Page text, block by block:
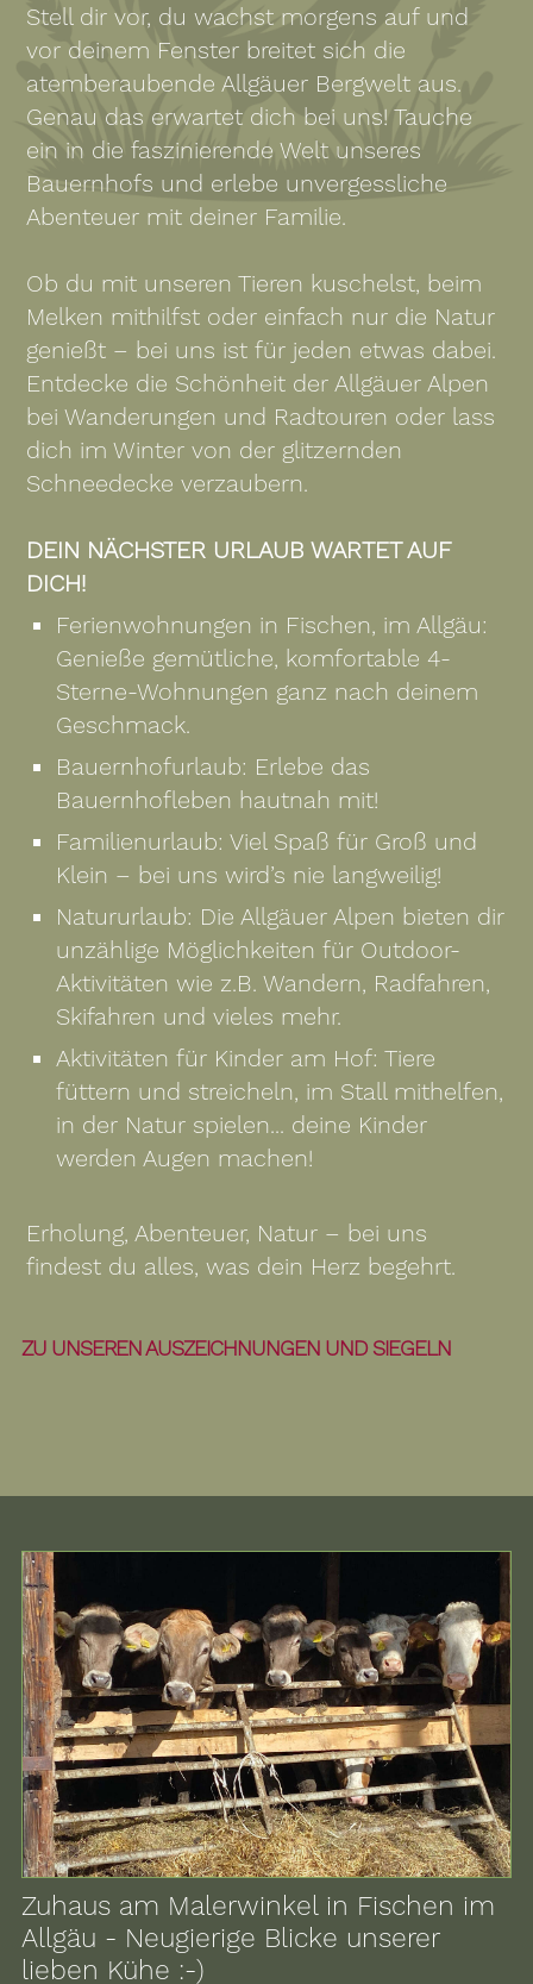
Stell dir vor, du wachst morgens auf und
vor deinem Fenster breitet sich die
atemberaubende Allgäuer Bergwelt aus.
Genau das erwartet dich bei uns! Tauche
ein in die faszinierende Welt unseres
Bauernhofs und erlebe unvergessliche
Abenteuer mit deiner Familie.
Ob du mit unseren Tieren kuschelst, beim
Melken mithilfst oder einfach nur die Natur
genießt – bei uns ist für jeden etwas dabei.
Entdecke die Schönheit der Allgäuer Alpen
bei Wanderungen und Radtouren oder lass
dich im Winter von der glitzernden
Schneedecke verzaubern.
DEIN NÄCHSTER URLAUB WARTET AUF
DICH!
Ferienwohnungen in Fischen, im Allgäu:
Genieße gemütliche, komfortable 4-
Sterne-Wohnungen ganz nach deinem
Geschmack.
Bauernhofurlaub: Erlebe das
Bauernhofleben hautnah mit!
Familienurlaub: Viel Spaß für Groß und
Klein – bei uns wird’s nie langweilig!
Natururlaub: Die Allgäuer Alpen bieten dir
unzählige Möglichkeiten für Outdoor-
Aktivitäten wie z.B. Wandern, Radfahren,
Skifahren und vieles mehr.
Aktivitäten für Kinder am Hof: Tiere
füttern und streicheln, im Stall mithelfen,
in der Natur spielen... deine Kinder
werden Augen machen!
Erholung, Abenteuer, Natur – bei uns
findest du alles, was dein Herz begehrt.
ZU UNSEREN AUSZEICHNUNGEN UND SIEGELN
Zuhaus am Malerwinkel in Fischen im
Allgäu - Neugierige Blicke unserer
lieben Kühe :-)